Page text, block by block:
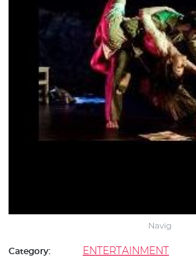
Navig
Category: ENTERTAINMENT